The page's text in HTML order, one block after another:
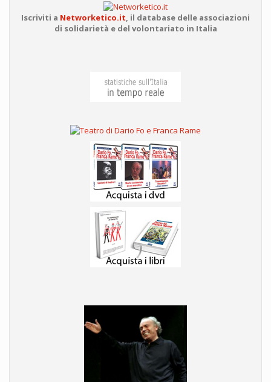
Iscriviti a Networketico.it, il database delle associazioni
di solidarietà e del volontariato in Italia